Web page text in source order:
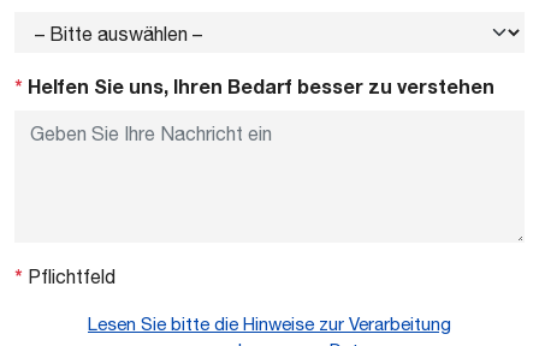
* Helfen Sie uns, Ihren Bedarf besser zu verstehen
* Pflichtfeld
Lesen Sie bitte die Hinweise zur Verarbeitung